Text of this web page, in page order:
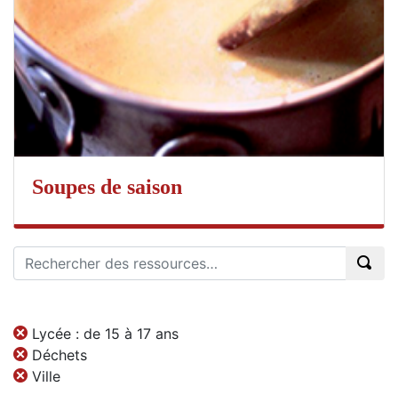
Soupes de saison
Lycée : de 15 à 17 ans
Déchets
Ville